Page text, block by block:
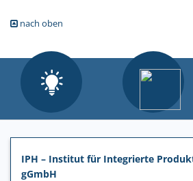
nach oben
IPH – Institut für Integrierte
gGmbH